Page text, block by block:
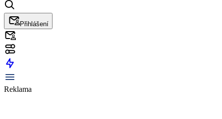
Přihlášení
Reklama